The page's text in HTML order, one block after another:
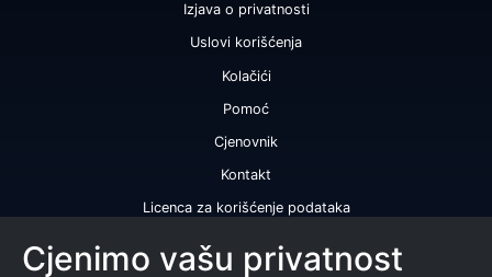
Izjava o privatnosti
Uslovi korišćenja
Kolačići
Pomoć
Cjenovnik
Kontakt
Licenca za korišćenje podataka
Naše usluge
Cjenimo vašu privatnost